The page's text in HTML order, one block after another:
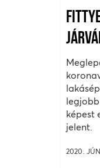
képest
jelent.
2020.